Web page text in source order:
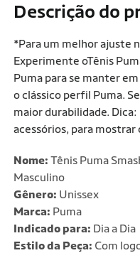
Descrição do
*Para um melhor ajuste
Experimente oTênis
Puma para se manter
o clássico perfil Puma.
maior durabilidade.
acessórios, para mostrar
Nome: Tênis Puma
Masculino
Gênero: Unissex
Marca: Puma
Indicado para: Dia a Dia
Estilo da Peça: Com